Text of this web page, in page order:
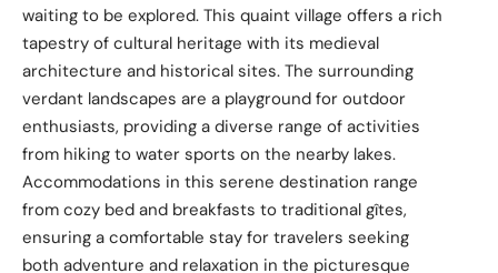
waiting to be explored. This quaint village offers a rich
tapestry of cultural heritage with its medieval
architecture and historical sites. The surrounding
verdant landscapes are a playground for outdoor
enthusiasts, providing a diverse range of activities
from hiking to water sports on the nearby lakes.
Accommodations in this serene destination range
from cozy bed and breakfasts to traditional gîtes,
ensuring a comfortable stay for travelers seeking
both adventure and relaxation in the picturesque